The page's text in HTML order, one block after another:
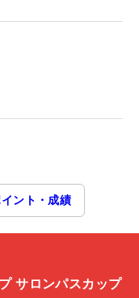
ント・成績
サロンパスカップ